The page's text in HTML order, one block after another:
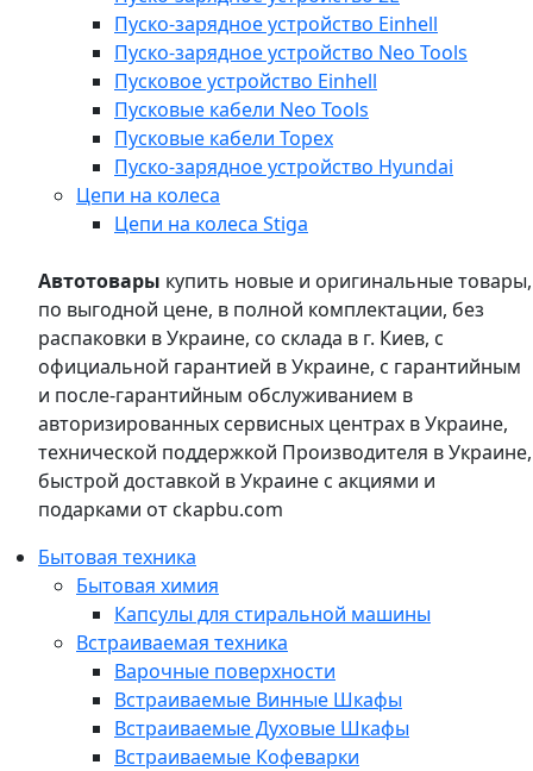
Пуско-зарядное устройство Einhell
Пуско-зарядное устройство Neo Tools
Пусковое устройство Einhell
Пусковые кабели Neo Tools
Пусковые кабели Topex
Пуско-зарядное устройство Hyundai
Цепи на колеса
Цепи на колеса Stiga
Автотовары купить новые и оригинальные товары,
по выгодной цене, в полной комплектации, без
распаковки в Украине, со склада в г. Киев, с
официальной гарантией в Украине, с гарантийным
и после-гарантийным обслуживанием в
авторизированных сервисных центрах в Украине,
технической поддержкой Производителя в Украине,
быстрой доставкой в Украине с акциями и
подарками от ckapbu.com
Бытовая техника
Бытовая химия
Капсулы для стиральной машины
Встраиваемая техника
Варочные поверхности
Встраиваемые Винные Шкафы
Встраиваемые Духовые Шкафы
Встраиваемые Кофеварки